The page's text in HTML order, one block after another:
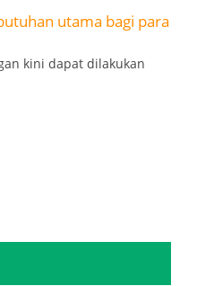
utama bagi para
kini dapat dilakukan